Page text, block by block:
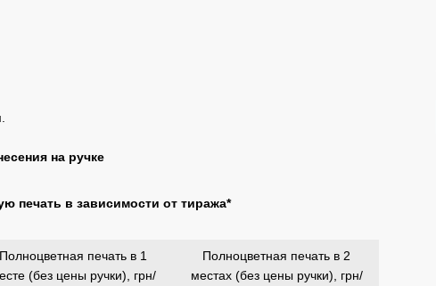
на ручке
печать в зависимости от тиража*
Полноцветная печать в 1
(без цены ручки), грн/
Полноцветная печать в 2
местах (без цены ручки), грн/